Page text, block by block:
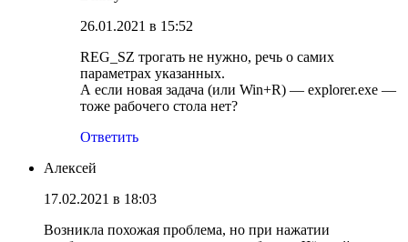
26.01.2021 в 15:52
REG_SZ трогать не нужно, речь о самих
параметрах указанных.
А если новая задача (или Win+R) — explorer.exe —
тоже рабочего стола нет?
Ответить
Алексей
17.02.2021 в 18:03
Возникла похожая проблема, но при нажатии